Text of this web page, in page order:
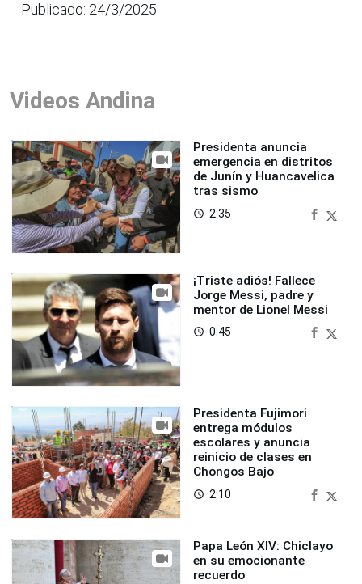
Publicado: 24/3/2025
Videos Andina
Presidenta anuncia
emergencia en distritos
de Junín y Huancavelica
tras sismo
access_time 2:35
¡Triste adiós! Fallece
Jorge Messi, padre y
mentor de Lionel Messi
access_time 0:45
Presidenta Fujimori
entrega módulos
escolares y anuncia
reinicio de clases en
Chongos Bajo
access_time 2:10
Papa León XIV: Chiclayo
en su emocionante
recuerdo